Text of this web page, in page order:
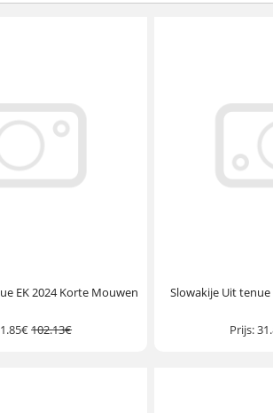
EK 2024 Korte Mouwen
102.13€
Slowakije Uit
Prijs: